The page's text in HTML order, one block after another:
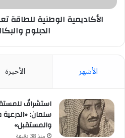
والبكالوريوس
الأكاديمية الوطنية للطاقة
الدبلوم
الأشهر الأخيرة
سلمان:
والمستقبل»